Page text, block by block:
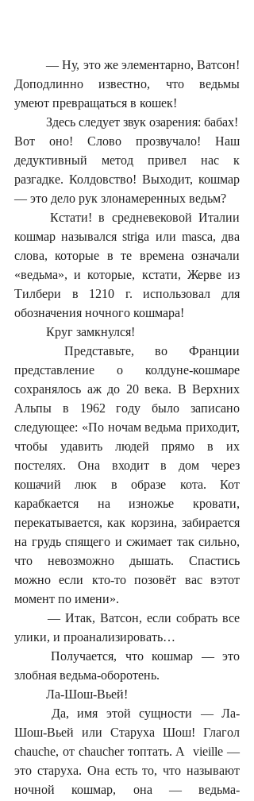
	— Ну, это же элементарно, Ватсон!
Доподлинно известно, что ведьмы
умеют превращаться в кошек!
	Здесь следует звук озарения: бабах!
Вот оно! Слово прозвучало! Наш
дедуктивный метод привел нас к
разгадке. Колдовство! Выходит, кошмар
— это дело рук злонамеренных ведьм?
кошмар назывался striga или masca, два
слова, которые в те времена означали
«ведьма», и которые, кстати, Жерве из
Тилбери в 1210 г. использовал для
обозначения ночного кошмара!
	Круг замкнулся!
представление о колдуне-кошмаре
сохранялось аж до 20 века. В Верхних
Альпы в 1962 году было записано
следующее: «По ночам ведьма приходит,
чтобы удавить людей прямо в их
постелях. Она входит в дом через
кошачий люк в образе кота. Кот
карабкается на изножье кровати,
перекатывается, как корзина, забирается
на грудь спящего и сжимает так сильно,
что невозможно дышать. Спастись
можно если кто-то позовёт вас вэтот
момент по имени».
улики, и проанализировать…
	Получается, что кошмар — это
злобная ведьма-оборотень.
	Ла-Шош-Вьей!
Шош-Вьей или Старуха Шош! Глагол
chauche, от chaucher топтать. А  vieille —
это старуха. Она есть то, что называют
ночной кошмар, она — ведьма-